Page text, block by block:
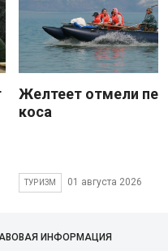
Желтеет отмели
коса
ТУРИЗМ 01 августа 2026
ИНФОРМАЦИЯ